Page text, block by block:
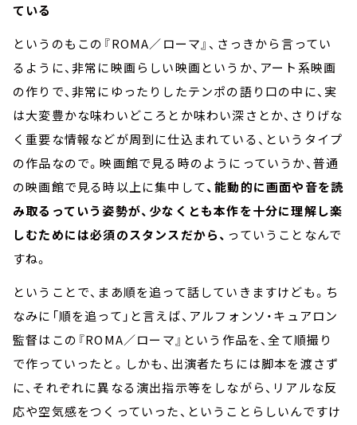
ている
というのもこの『ROMA／ローマ』、さっきから言ってい
るように、非常に映画らしい映画というか、アート系映画
の作りで、非常にゆったりしたテンポの語り口の中に、実
は大変豊かな味わいどころとか味わい深さとか、さりげな
く重要な情報などが周到に仕込まれている、というタイプ
の作品なので。映画館で見る時のようにっていうか、普通
の映画館で見る時以上に集中して、能動的に画面や音を読
み取るっていう姿勢が、少なくとも本作を十分に理解し楽
しむためには必須のスタンスだから、 っていうことなんで
すね。
ということで、まあ順を追って話していきますけども。ち
なみに「順を追って」と言えば、アルフォンソ・キュアロン
監督はこの『ROMA／ローマ』という作品を、全て順撮り
で作っていったと。しかも、出演者たちには脚本を渡さず
に、それぞれに異なる演出指示等をしながら、リアルな反
応や空気感をつくっていった、ということらしいんですけ